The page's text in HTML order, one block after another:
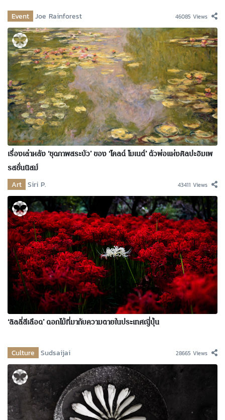
Event Joe Rainforest 46085 Views
เรื่องเล่าหลัง ‘ชุดภาพสระบัว’ ของ ‘โคลด์ โมเนต์’ ตัวพ่อแห่งศิลปะอิมเพ
รสชั่นนิสม์
Art Siri P. 43411 Views
‘ลิลลี่สีเลือด’ ดอกไม้ที่มากับความตายในประเทศญี่ปุ่น
Culture Sudsaijai 28665 Views